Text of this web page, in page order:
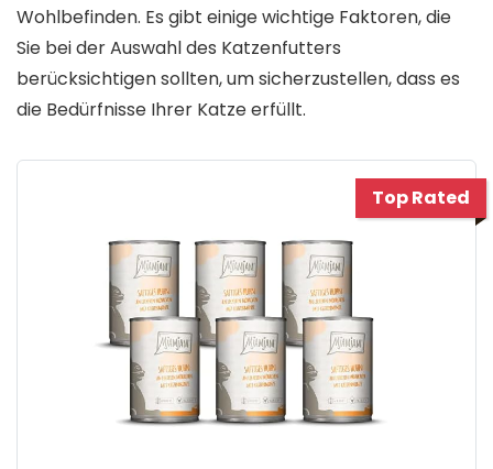
Wohlbefinden. Es gibt einige wichtige Faktoren, die
Sie bei der Auswahl des Katzenfutters
berücksichtigen sollten, um sicherzustellen, dass es
die Bedürfnisse Ihrer Katze erfüllt.
Top Rated